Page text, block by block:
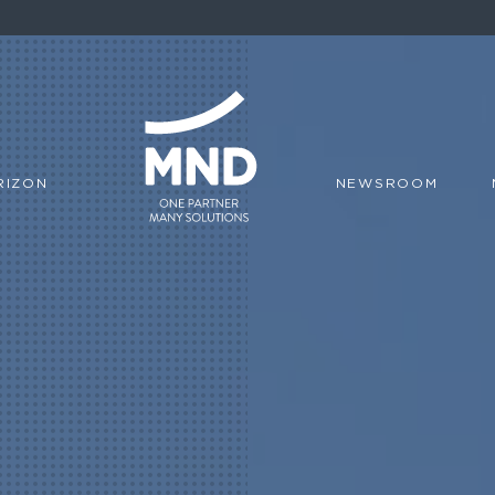
NEWSROOM